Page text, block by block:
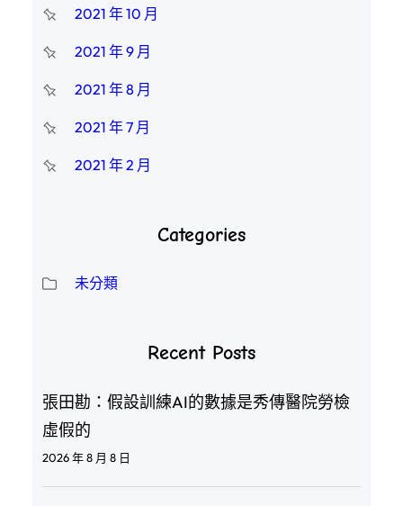
2021 年 10 月
2021 年 9 月
2021 年 8 月
2021 年 7 月
2021 年 2 月
Categories
未分類
Recent Posts
張田勘：假設訓練AI的數據是秀傳醫院勞檢
虛假的
2026 年 8 月 8 日